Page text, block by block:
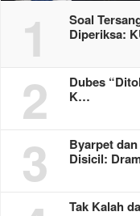
1
Soal
Diperiksa:
2
Dubes
K…
3
Byarpet
Disicil:
Tak Kalah